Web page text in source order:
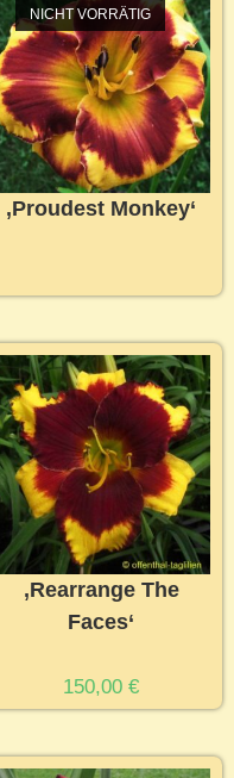
NICHT VORRÄTIG
‚Proudest Monkey‘
‚Rearrange The
Faces‘
150,00 €